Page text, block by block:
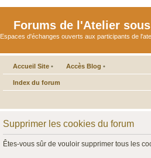
Forums de l'Atelier
Espaces d'échanges ouverts aux participants de
Accueil Site • Accès Blog •
Index du forum
Supprimer les cookies du forum
Êtes-vous sûr de vouloir supprimer tous les